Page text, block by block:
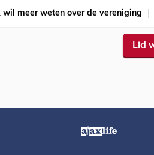
wil meer weten over de vereniging
Lid